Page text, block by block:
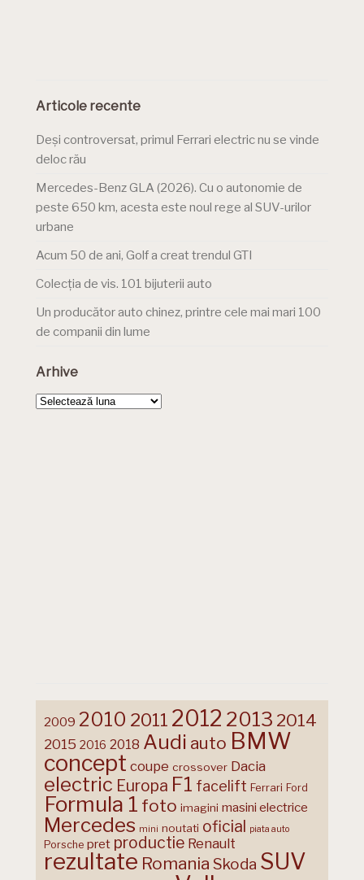
Articole recente
Deși controversat, primul Ferrari electric nu se vinde
deloc rău
Mercedes-Benz GLA (2026). Cu o autonomie de
peste 650 km, acesta este noul rege al SUV-urilor
urbane
Acum 50 de ani, Golf a creat trendul GTI
Colecția de vis. 101 bijuterii auto
Un producător auto chinez, printre cele mai mari 100
de companii din lume
Arhive
Arhive
2009 2010 2011 2012 2013 2014
2015 2016 2018 Audi auto BMW
concept coupe crossover Dacia
electric Europa F1 facelift Ferrari Ford
Formula 1 foto imagini masini electrice
Mercedes mini noutati oficial piata auto
Porsche pret productie Renault
rezultate Romania Skoda SUV